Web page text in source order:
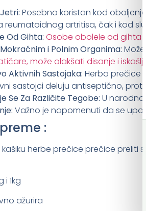
Posebno koristan kod
reumatoidnog artritisa, čak i kod
Od Gihta: Osobe obolele od gihta
i Polnim Organima:
može olakšati disanje i
Aktivnih Sastojaka: Herba prečice
sastojci deluju antiseptično,
Se Za Različite Tegobe: U
Važno je napomenuti da se
:
herbe prečice prečice preliti
i 1kg
ažurira